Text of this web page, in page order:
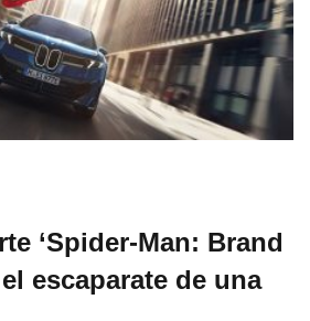
‘Spider-Man: Brand
el escaparate de una